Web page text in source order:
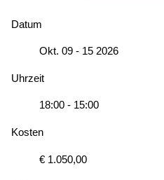
Datum
Okt. 09 - 15 2026
Uhrzeit
18:00 - 15:00
Kosten
€ 1.050,00